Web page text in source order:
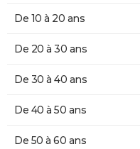
De 10 à 20 ans
De 20 à 30 ans
De 30 à 40 ans
De 40 à 50 ans
De 50 à 60 ans